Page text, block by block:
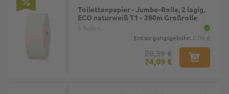
Toilettenpapier - Jumbo-Rolle, 2 lagig,
ECO naturweiß T1 - 280m Großrolle
Entsorgungsgebühr:
24,09 €